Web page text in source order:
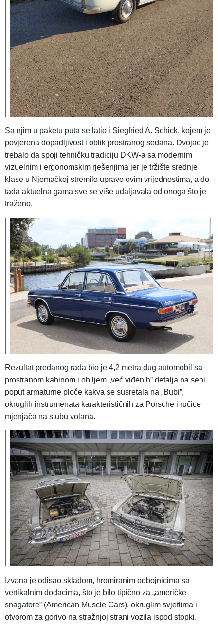
Sa njim u paketu puta se latio i Siegfried A. Schick, kojem je
povjerena dopadljivost i oblik prostranog sedana. Dvojac je
trebalo da spoji tehničku tradiciju DKW-a sa modernim
vizuelnim i ergonomskim rješenjima jer je tržište srednje
klase u Njemačkoj stremilo upravo ovim vrijednostima, a do
tada aktuelna gama sve se više udaljavala od onoga što je
traženo.
Rezultat predanog rada bio je 4,2 metra dug automobil sa
prostranom kabinom i obiljem „već viđenihˮ detalja na sebi
poput armaturne ploče kakva se susretala na „Bubiˮ,
okruglih instrumenata karakterističnih za Porsche i ručice
mjenjača na stubu volana.
Izvana je odisao skladom, hromiranim odbojnicima sa
vertikalnim dodacima, što je bilo tipično za „američke
snagatoreˮ (American Muscle Cars), okruglim svjetlima i
otvorom za gorivo na stražnjoj strani vozila ispod stopki.